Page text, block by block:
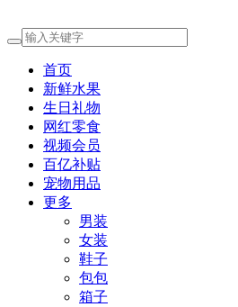
首页
新鲜水果
生日礼物
网红零食
视频会员
百亿补贴
宠物用品
更多
男装
女装
鞋子
包包
箱子